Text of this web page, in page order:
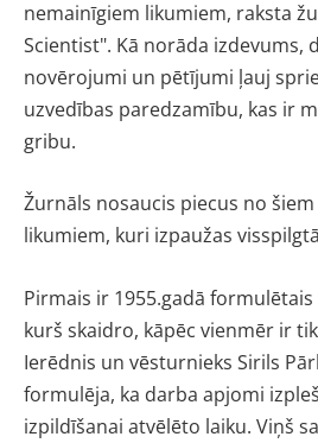
nemainīgiem likumiem, raksta
Scientist". Kā norāda izdevums,
novērojumi un pētījumi ļauj
uzvedības paredzamību, kas ir
gribu.
Žurnāls nosaucis piecus no
likumiem, kuri izpaužas
Pirmais ir 1955.gadā
kurš skaidro, kāpēc vienmēr ir
Ierēdnis un vēsturnieks Sirils
formulēja, ka darba apjomi
izpildīšanai atvēlēto laiku. Viņš